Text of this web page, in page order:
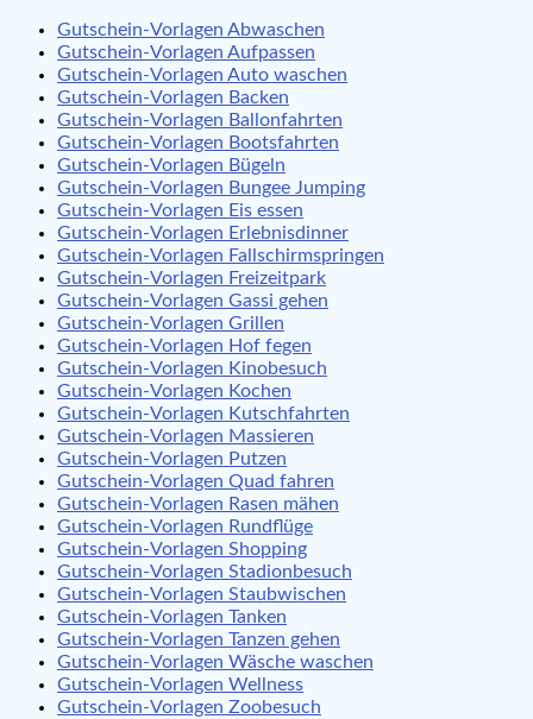
Gutschein-Vorlagen Abwaschen
Gutschein-Vorlagen Aufpassen
Gutschein-Vorlagen Auto waschen
Gutschein-Vorlagen Backen
Gutschein-Vorlagen Ballonfahrten
Gutschein-Vorlagen Bootsfahrten
Gutschein-Vorlagen Bügeln
Gutschein-Vorlagen Bungee Jumping
Gutschein-Vorlagen Eis essen
Gutschein-Vorlagen Erlebnisdinner
Gutschein-Vorlagen Fallschirmspringen
Gutschein-Vorlagen Freizeitpark
Gutschein-Vorlagen Gassi gehen
Gutschein-Vorlagen Grillen
Gutschein-Vorlagen Hof fegen
Gutschein-Vorlagen Kinobesuch
Gutschein-Vorlagen Kochen
Gutschein-Vorlagen Kutschfahrten
Gutschein-Vorlagen Massieren
Gutschein-Vorlagen Putzen
Gutschein-Vorlagen Quad fahren
Gutschein-Vorlagen Rasen mähen
Gutschein-Vorlagen Rundflüge
Gutschein-Vorlagen Shopping
Gutschein-Vorlagen Stadionbesuch
Gutschein-Vorlagen Staubwischen
Gutschein-Vorlagen Tanken
Gutschein-Vorlagen Tanzen gehen
Gutschein-Vorlagen Wäsche waschen
Gutschein-Vorlagen Wellness
Gutschein-Vorlagen Zoobesuch